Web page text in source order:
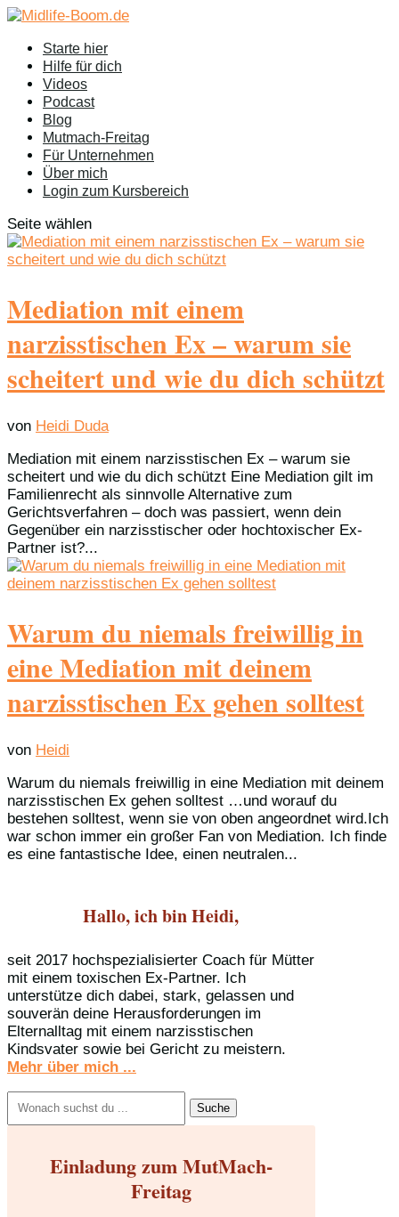
Starte hier
Hilfe für dich
Videos
Podcast
Blog
Mutmach-Freitag
Für Unternehmen
Über mich
Login zum Kursbereich
Seite wählen
Mediation mit einem
narzisstischen Ex – warum sie
scheitert und wie du dich schützt
von Heidi Duda
Mediation mit einem narzisstischen Ex – warum sie
scheitert und wie du dich schützt Eine Mediation gilt im
Familienrecht als sinnvolle Alternative zum
Gerichtsverfahren – doch was passiert, wenn dein
Gegenüber ein narzisstischer oder hochtoxischer Ex-
Partner ist?...
Warum du niemals freiwillig in
eine Mediation mit deinem
narzisstischen Ex gehen solltest
von Heidi
Warum du niemals freiwillig in eine Mediation mit deinem
narzisstischen Ex gehen solltest …und worauf du
bestehen solltest, wenn sie von oben angeordnet wird.Ich
war schon immer ein großer Fan von Mediation. Ich finde
es eine fantastische Idee, einen neutralen...
Hallo, ich bin Heidi,
seit 2017 hochspezialisierter Coach für Mütter
mit einem toxischen Ex-Partner. Ich
unterstütze dich dabei, stark, gelassen und
souverän deine Herausforderungen im
Elternalltag mit einem narzisstischen
Kindsvater sowie bei Gericht zu meistern.
Mehr über mich ...
nach:
Einladung zum MutMach-
Freitag